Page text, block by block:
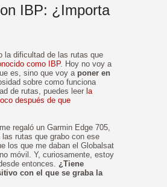
IBP: ¿Importa
la dificultad de las rutas que
como IBP. Hoy no voy a
es, sino que voy a poner en
sobre como funciona
de rutas, puedes leer la
después de que
regaló un Garmin Edge 705,
rutas que grabo con ese
los que me daban el Globalsat
móvil. Y, curiosamente, estoy
entonces. ¿Tiene
con el que se graba la